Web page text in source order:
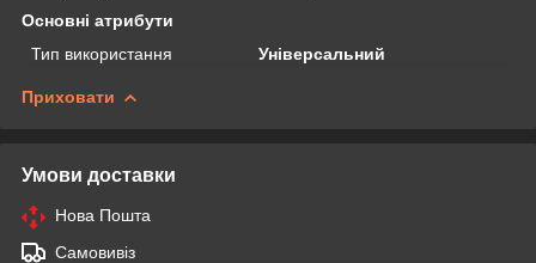
Основні атрибути
Тип використання
Універсальний
Приховати
Умови доставки
Нова Пошта
Самовивіз